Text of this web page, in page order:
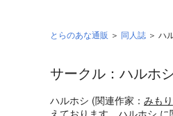
とらのあな通販 同人誌 ハ
サークル：ハルホ
ハルホシ (関連作家： みもり
えております。ハルホシ